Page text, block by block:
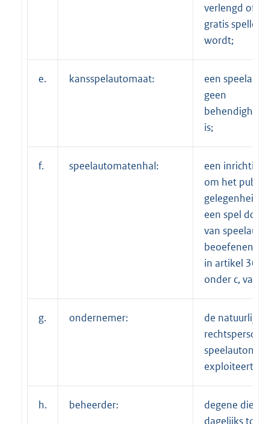
verlengd of
gratis spellen
wordt;
e. kansspelautomaat:
een
geen
is;
f. speelautomatenhal:
een
om het
gelegenheid
een spel
van
beoefenen,
in artikel 30c,
onder c, van
g. ondernemer:
de natuurlijke
exploiteert;
h. beheerder:
degene die
dagelijks